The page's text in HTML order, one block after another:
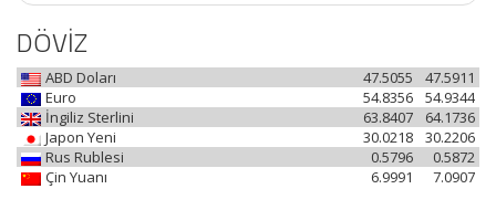
DÖVİZ
ABD Doları 47.5911
47.5055
Euro
54.9344
54.8356
İngiliz Sterlini
64.1736
63.8407
Japon Yeni
30.2206
30.0218
Rus Rublesi
0.5872
0.5796
Çin Yuanı
7.0907
6.9991